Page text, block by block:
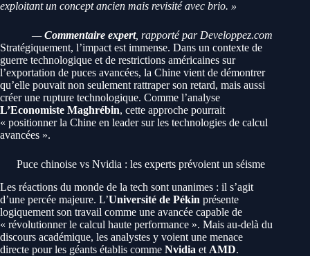
exploitant un concept ancien mais revisité avec brio. »
—Commentaire expert, rapporté par Developpez.com
Stratégiquement, l’impact est immense. Dans un contexte de
guerre technologique et de restrictions américaines sur
l’exportation de puces avancées, la Chine vient de démontrer
qu’elle pouvait non seulement rattraper son retard, mais aussi
créer une rupture technologique. Comme l’analyse
L’Economiste Maghrébin, cette approche pourrait
« positionner la Chine en leader sur les technologies de calcul
avancées ».
Puce chinoise vs Nvidia : les experts prévoient un séisme
Les réactions du monde de la tech sont unanimes : il s’agit
d’une percée majeure. L’Université de Pékin présente
logiquement son travail comme une avancée capable de
« révolutionner le calcul haute performance ». Mais au-delà du
discours académique, les analystes y voient une menace
directe pour les géants établis comme Nvidia et AMD.